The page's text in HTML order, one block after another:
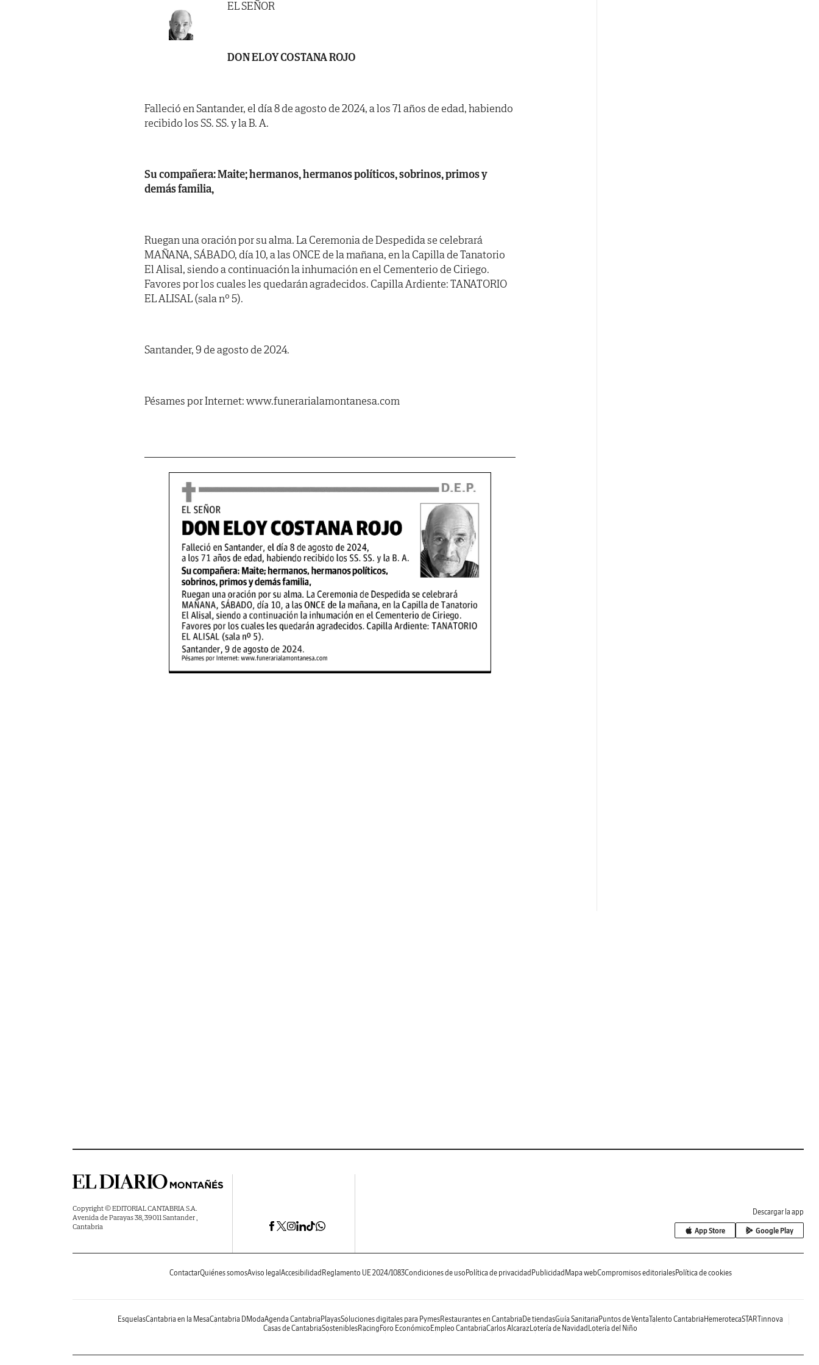
EL SEÑOR
DON ELOY COSTANA ROJO
Falleció en Santander, el día 8 de agosto de 2024, a los 71 años de edad, habiendo
recibido los SS. SS. y la B. A.
Su compañera: Maite; hermanos, hermanos políticos, sobrinos, primos y
demás familia,
Ruegan una oración por su alma. La Ceremonia de Despedida se celebrará
MAÑANA, SÁBADO, día 10, a las ONCE de la mañana, en la Capilla de Tanatorio
El Alisal, siendo a continuación la inhumación en el Cementerio de Ciriego.
Favores por los cuales les quedarán agradecidos. Capilla Ardiente: TANATORIO
EL ALISAL (sala nº 5).
Santander, 9 de agosto de 2024.
Pésames por Internet: www.funerarialamontanesa.com
Copyright © EDITORIAL CANTABRIA S.A.
Avenida de Parayas 38, 39011 Santander ,
Cantabria
Descargar la app
App Store Google Play
ContactarQuiénes somosAviso legal Accesibilidad Reglamento UE 2024/1083Condiciones de uso Política de privacidad Publicidad Mapa webCompromisos editorialesPolítica de cookies
EsquelasCantabria en la MesaCantabria DModaAgenda Cantabria PlayasSoluciones digitales para PymesRestaurantes en Cantabria De tiendasGuía Sanitaria Puntos de VentaTalento Cantabria HemerotecaSTARTinnova
Casas de CantabriaSosteniblesRacing Foro Económico Empleo CantabriaCarlos AlcarazLotería de Navidad Lotería del Niño